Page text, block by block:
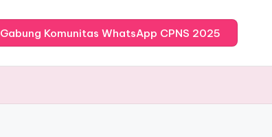
Gabung Komunitas WhatsApp CPNS 2025